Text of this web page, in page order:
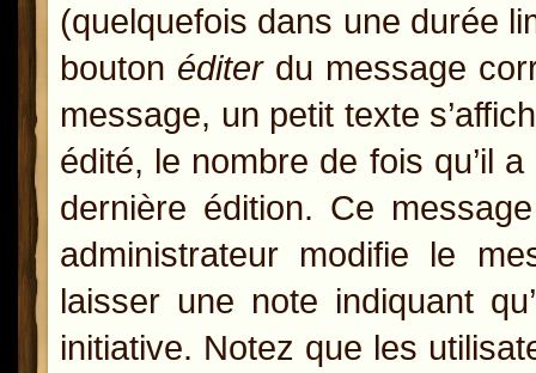
(quelquefois dans une durée
bouton éditerdu message
message, un petit texte
édité, le nombre de fois qu’il
dernière édition. Ce
administrateur modifie le
laisser une note indiquant
initiative. Notez que les